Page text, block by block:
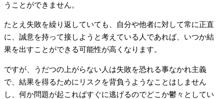
うことができません。
たとえ失敗を繰り返していても、自分や他者に対して常に正直
に、誠意を持って接しようと考えている人であれば、いつか結
果を出すことができる可能性が高くなります。
ですが、うだつの上がらない人は失敗を恐れる事なかれ主義
で、結果を得るためにリスクを背負うようなことはしません
し、何か問題が起こればすぐに逃げるのでどこか鬱々としてい